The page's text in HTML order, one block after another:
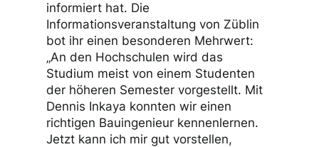
informiert hat. Die
Informationsveranstaltung von Züblin
bot ihr einen besonderen Mehrwert:
„An den Hochschulen wird das
Studium meist von einem Studenten
der höheren Semester vorgestellt. Mit
Dennis Inkaya konnten wir einen
richtigen Bauingenieur kennenlernen.
Jetzt kann ich mir gut vorstellen,